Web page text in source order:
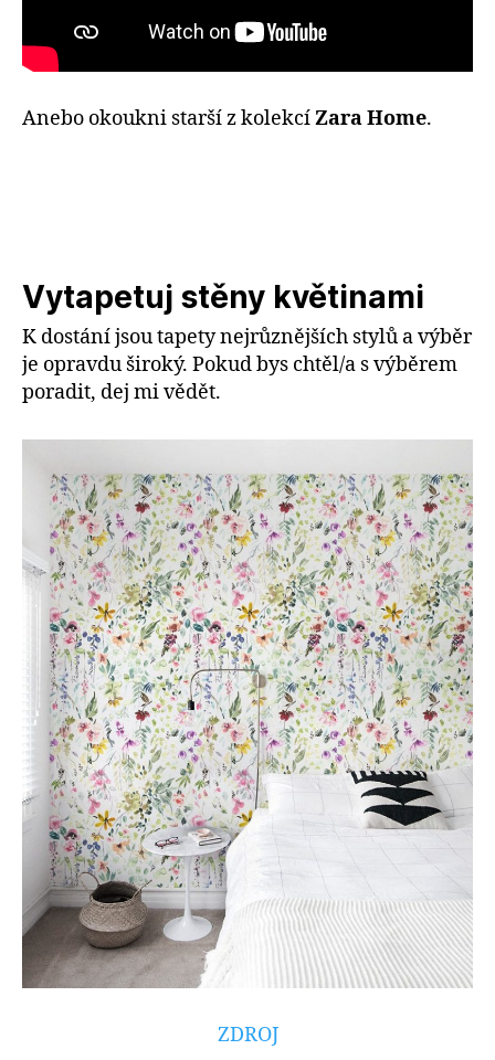
Anebo okoukni starší z kolekcíZara Home.
Vytapetuj stěny květinami
K dostání jsou tapety nejrůznějších stylů a výběr
je opravdu široký. Pokud bys chtěl/a s výběrem
poradit, dej mi vědět.
ZDROJ